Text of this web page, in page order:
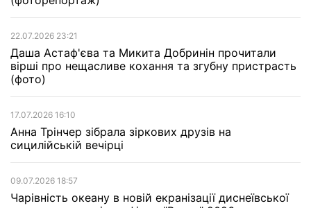
22.07.2026 23:21
Даша Астаф'єва та Микита Добринін прочитали
вірші про нещасливе кохання та згубну пристрасть
(фото)
17.07.2026 16:10
Анна Трінчер зібрала зіркових друзів на
сицилійській вечірці
09.07.2026 18:57
Чарівність океану в новій екранізації диснеївської